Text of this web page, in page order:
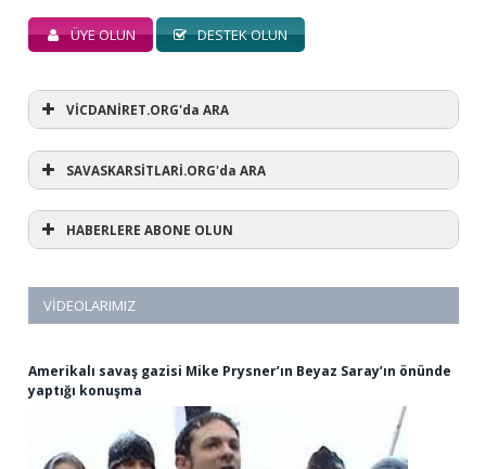
ÜYE OLUN DESTEK OLUN
VİCDANİRET.ORG'da ARA
SAVASKARSİTLARİ.ORG'da ARA
HABERLERE ABONE OLUN
VIDEOLARIMIZ
Amerikalı savaş gazisi Mike Prysner’ın Beyaz Saray’ın önünde
yaptığı konuşma